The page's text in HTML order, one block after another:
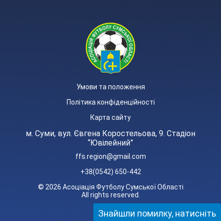
Умови та положення
Політика конфіденційності
Карта сайту
м. Суми, вул. Євгена Коростельова, 9. Стадіон
“Ювілейний”
ffs.region@gmail.com
+38(0542) 650-442
© 2026 Асоціація Футболу Сумської Області
All rights reserved.
Знайшли помилку, натисніть